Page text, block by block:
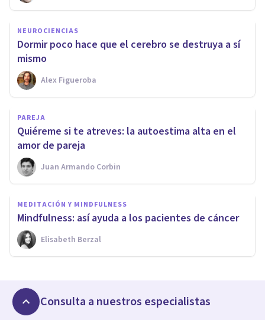
NEUROCIENCIAS
Dormir poco hace que el cerebro se destruya a sí
mismo
Alex Figueroba
PAREJA
Quiéreme si te atreves: la autoestima alta en el
amor de pareja
Juan Armando Corbin
MEDITACIÓN Y MINDFULNESS
​Mindfulness: así ayuda a los pacientes de cáncer
Elisabeth Berzal
Consulta a nuestros especialistas